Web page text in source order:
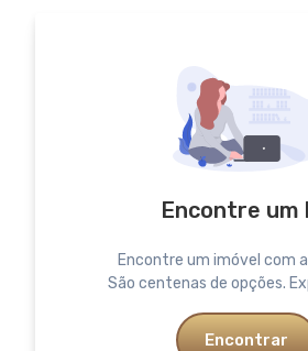
Encontre um
Encontre um imóvel com
São centenas de opções.
Encontrar